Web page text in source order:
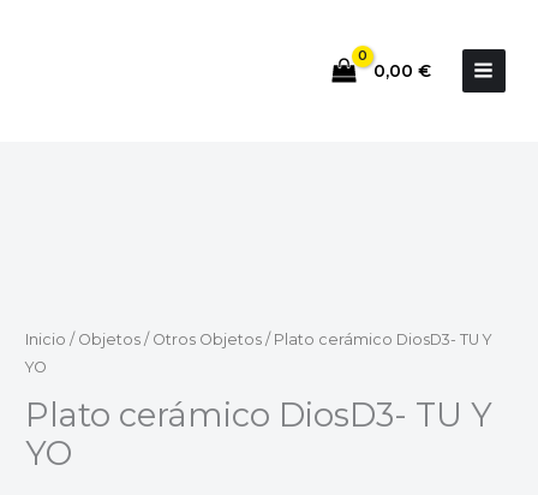
0,00 €
Inicio / Objetos / Otros Objetos / Plato cerámico DiosD3- TU Y
YO
Plato cerámico DiosD3- TU Y
YO